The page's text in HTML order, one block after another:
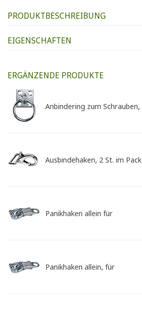
PRODUKTBESCHREIBUNG
EIGENSCHAFTEN
ERGÄNZENDE PRODUKTE
Anbindering zum Schrauben,
Ausbindehaken, 2 St. im Pack
Panikhaken allein für
Panikhaken allein, für